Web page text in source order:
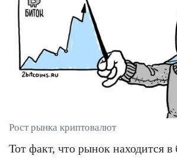
Рост рынка криптовалют
Тот факт, что рынок находится